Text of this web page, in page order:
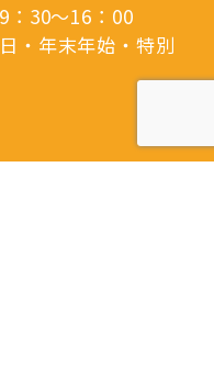
30～16：00
・年末年始・特別